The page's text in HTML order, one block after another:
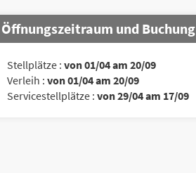
Öffnungszeitraum und Buchung
Stellplätze : von 01/04 am 20/09
Verleih : von 01/04 am 20/09
Servicestellplätze : von 29/04 am 17/09